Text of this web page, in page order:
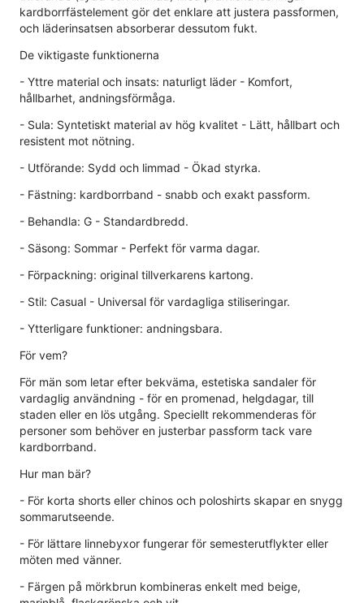
kardborrfästelement gör det enklare att justera passformen,
och läderinsatsen absorberar dessutom fukt.
De viktigaste funktionerna
- Yttre material och insats: naturligt läder - Komfort,
hållbarhet, andningsförmåga.
- Sula: Syntetiskt material av hög kvalitet - Lätt, hållbart och
resistent mot nötning.
- Utförande: Sydd och limmad - Ökad styrka.
- Fästning: kardborrband - snabb och exakt passform.
- Behandla: G - Standardbredd.
- Säsong: Sommar - Perfekt för varma dagar.
- Förpackning: original tillverkarens kartong.
- Stil: Casual - Universal för vardagliga stiliseringar.
- Ytterligare funktioner: andningsbara.
För vem?
För män som letar efter bekväma, estetiska sandaler för
vardaglig användning - för en promenad, helgdagar, till
staden eller en lös utgång. Speciellt rekommenderas för
personer som behöver en justerbar passform tack vare
kardborrband.
Hur man bär?
- För korta shorts eller chinos och poloshirts skapar en snygg
sommarutseende.
- För lättare linnebyxor fungerar för semesterutflykter eller
möten med vänner.
- Färgen på mörkbrun kombineras enkelt med beige,